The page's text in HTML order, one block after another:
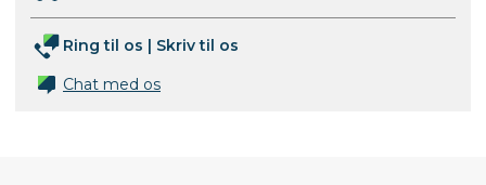
Ring til os | Skriv til os
Chat med os